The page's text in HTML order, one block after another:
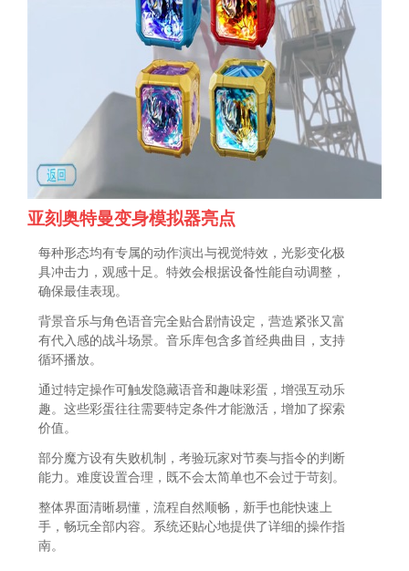
亚刻奥特曼变身模拟器亮点
每种形态均有专属的动作演出与视觉特效，光影变化极
具冲击力，观感十足。特效会根据设备性能自动调整，
确保最佳表现。
背景音乐与角色语音完全贴合剧情设定，营造紧张又富
有代入感的战斗场景。音乐库包含多首经典曲目，支持
循环播放。
通过特定操作可触发隐藏语音和趣味彩蛋，增强互动乐
趣。这些彩蛋往往需要特定条件才能激活，增加了探索
价值。
部分魔方设有失败机制，考验玩家对节奏与指令的判断
能力。难度设置合理，既不会太简单也不会过于苛刻。
整体界面清晰易懂，流程自然顺畅，新手也能快速上
手，畅玩全部内容。系统还贴心地提供了详细的操作指
南。